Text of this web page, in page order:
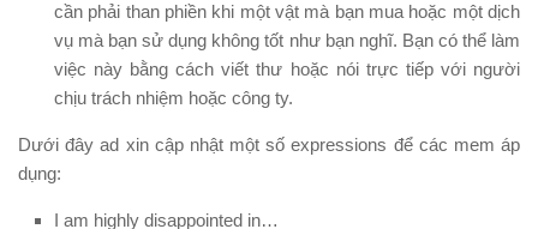
cần phải than phiền khi một vật mà bạn mua hoặc một dịch
vụ mà bạn sử dụng không tốt như bạn nghĩ. Bạn có thể làm
việc này bằng cách viết thư hoặc nói trực tiếp với người
chịu trách nhiệm hoặc công ty.
Dưới đây ad xin cập nhật một số expressions để các mem áp
dụng:
I am highly disappointed in…